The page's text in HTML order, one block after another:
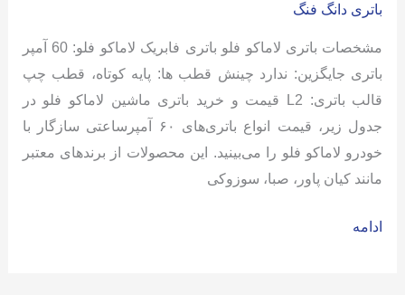
باتری دانگ فنگ
مشخصات باتری لاماکو فلو باتری فابریک لاماکو فلو: 60 آمپر
باتری جایگزین: ندارد چینش قطب ها: پایه کوتاه، قطب چپ
قالب باتری: L2 قیمت و خرید باتری ماشین لاماکو فلو در
جدول زیر، قیمت انواع باتری‌های ۶۰ آمپرساعتی سازگار با
خودرو لاماکو فلو را می‌بینید. این محصولات از برندهای معتبر
مانند کیان پاور، صبا، سوزوکی
باتری
ادامه